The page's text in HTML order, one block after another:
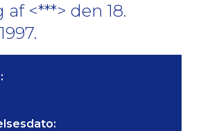
<***> den 18.